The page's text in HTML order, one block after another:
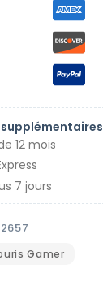
12 mois
7 jours
Gamer